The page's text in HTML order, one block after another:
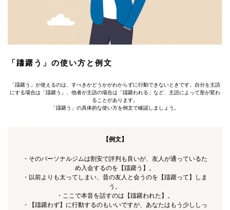
「躊躇う」の使い方と例文
「躊躇う」が使えるのは、すべきかどうかがわからずに行動できないときです。自分を主語
にする場合は「躊躇う」、他者が主語の場合は「躊躇われる」など、主語によって形が変わ
ることがあります。
「躊躇う」の具体的な使い方を例文で確認しましょう。
【例文】
・そのパーソナルジムは割安で評判も良いが、友人が通っているた
め入会するのを【躊躇う】。
・以前よりも太ってしまい、昔の友人と会うのを【躊躇って】しま
う。
・ここで本音を話すのは【躊躇われた】。
・【躊躇わず】に行動するのもいいですが、あなたはもう少ししっ